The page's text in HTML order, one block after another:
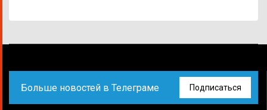
Больше новостей в Телеграме Подписаться